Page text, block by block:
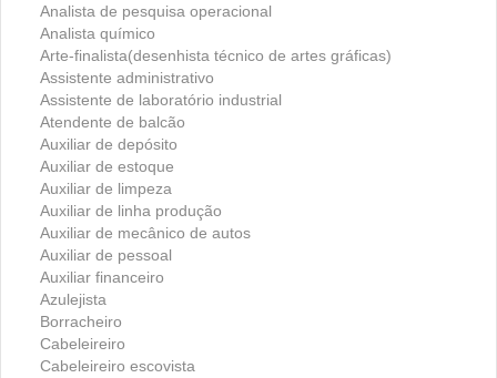
Analista de pesquisa operacional
Analista químico
Arte-finalista(desenhista técnico de artes gráficas)
Assistente administrativo
Assistente de laboratório industrial
Atendente de balcão
Auxiliar de depósito
Auxiliar de estoque
Auxiliar de limpeza
Auxiliar de linha produção
Auxiliar de mecânico de autos
Auxiliar de pessoal
Auxiliar financeiro
Azulejista
Borracheiro
Cabeleireiro
Cabeleireiro escovista